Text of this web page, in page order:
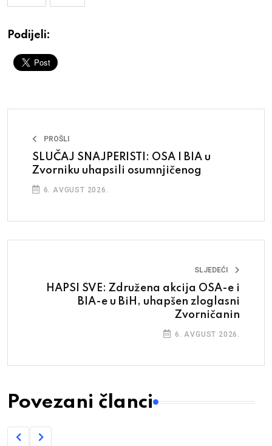
Podijeli:
PROŠLI
SLUČAJ SNAJPERISTI: OSA I BIA u
Zvorniku uhapsili osumnjičenog
6. AVGUST 2026.
SLJEDEĆI
HAPSI SVE: Združena akcija OSA-e i
BIA-e u BiH, uhapšen zloglasni
Zvorničanin
6. AVGUST 2026.
Povezani članci